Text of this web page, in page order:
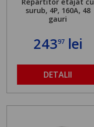
surub, 4P, 160A, 48
gauri
24397lei
DETALII